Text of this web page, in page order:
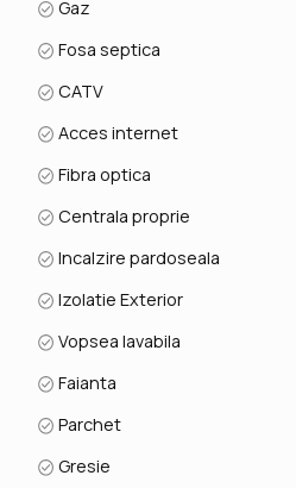
Gaz
Fosa septica
CATV
Acces internet
Fibra optica
Centrala proprie
Incalzire pardoseala
Izolatie Exterior
Vopsea lavabila
Faianta
Parchet
Gresie